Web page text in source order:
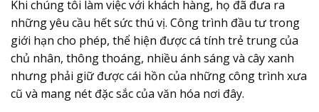
Khi chúng tôi làm việc với khách hàng, họ đã đưa ra
những yêu cầu hết sức thú vị. Công trình đầu tư trong
giới hạn cho phép, thể hiện được cá tính trẻ trung của
chủ nhân, thông thoáng, nhiều ánh sáng và cây xanh
nhưng phải giữ được cái hồn của những công trình xưa
cũ và mang nét đặc sắc của văn hóa nơi đây.